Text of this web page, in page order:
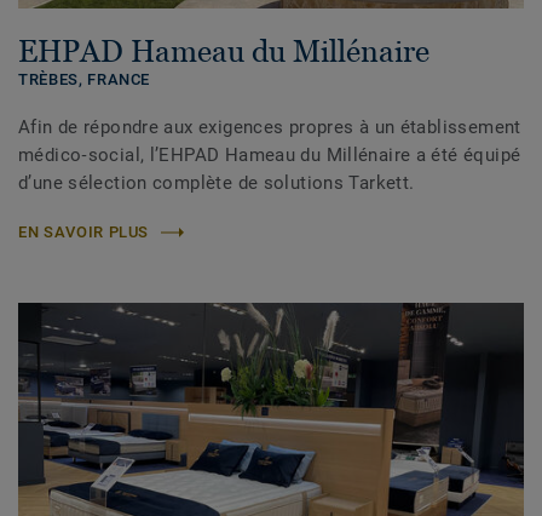
EHPAD Hameau du Millénaire
TRÈBES, FRANCE
Afin de répondre aux exigences propres à un établissement
médico‑social, l’EHPAD Hameau du Millénaire a été équipé
d’une sélection complète de solutions Tarkett.
EN SAVOIR PLUS